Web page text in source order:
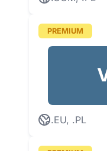
PREMIUM
.EU, .PL